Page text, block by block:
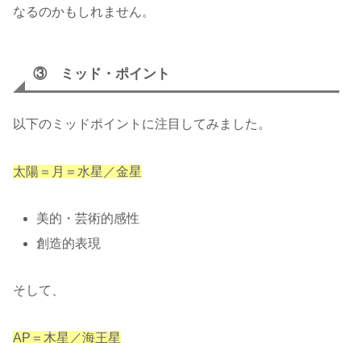
なるのかもしれません。
③ ミッド・ポイント
以下のミッドポイントに注目してみました。
太陽＝月＝水星／金星
美的・芸術的感性
創造的表現
そして、
AP＝木星／海王星